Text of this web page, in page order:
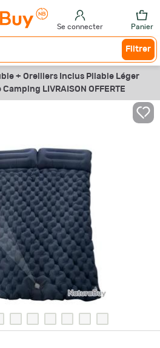
Se connecter Panier
Filtrer
+ Oreillers Inclus Pliable Léger
LIVRAISON OFFERTE